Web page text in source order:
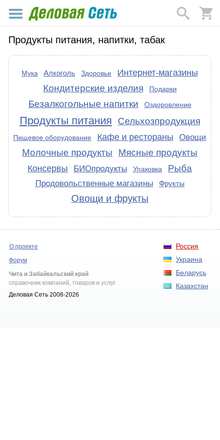
Продукты питания, напитки, табак
Мука Алкоголь Здоровье Интернет-магазины
Кондитерские изделия Подарки
Безалкогольные напитки Оздоровление
Продукты питания Сельхозпродукция
Пищевое оборудование Кафе и рестораны Овощи
Молочные продукты Мясные продукты
Консервы БИОпродукты Упаковка Рыба
Продовольственные магазины Фрукты
Овощи и фрукты
Россия
Украина
Беларусь
Казахстан
О проекте
Форум
Чита и Забайкальский край
справочник компаний, товаров и услуг
Деловая Сеть 2008-2026